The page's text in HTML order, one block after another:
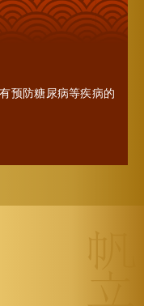
预防糖尿病等疾病的